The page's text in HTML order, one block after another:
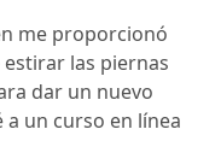
me proporcionó
las piernas
dar un nuevo
un curso en línea